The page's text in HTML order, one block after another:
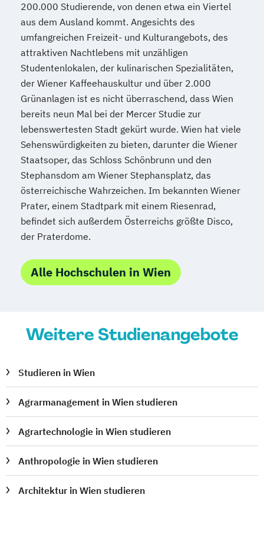
200.000 Studierende, von denen etwa ein Viertel
aus dem Ausland kommt. Angesichts des
umfangreichen Freizeit- und Kulturangebots, des
attraktiven Nachtlebens mit unzähligen
Studentenlokalen, der kulinarischen Spezialitäten,
der Wiener Kaffeehauskultur und über 2.000
Grünanlagen ist es nicht überraschend, dass Wien
bereits neun Mal bei der Mercer Studie zur
lebenswertesten Stadt gekürt wurde. Wien hat viele
Sehenswürdigkeiten zu bieten, darunter die Wiener
Staatsoper, das Schloss Schönbrunn und den
Stephansdom am Wiener Stephansplatz, das
österreichische Wahrzeichen. Im bekannten Wiener
Prater, einem Stadtpark mit einem Riesenrad,
befindet sich außerdem Österreichs größte Disco,
der Praterdome.
Alle Hochschulen in Wien
Weitere Studienangebote
Studieren in Wien
Agrarmanagement in Wien studieren
Agrartechnologie in Wien studieren
Anthropologie in Wien studieren
Architektur in Wien studieren